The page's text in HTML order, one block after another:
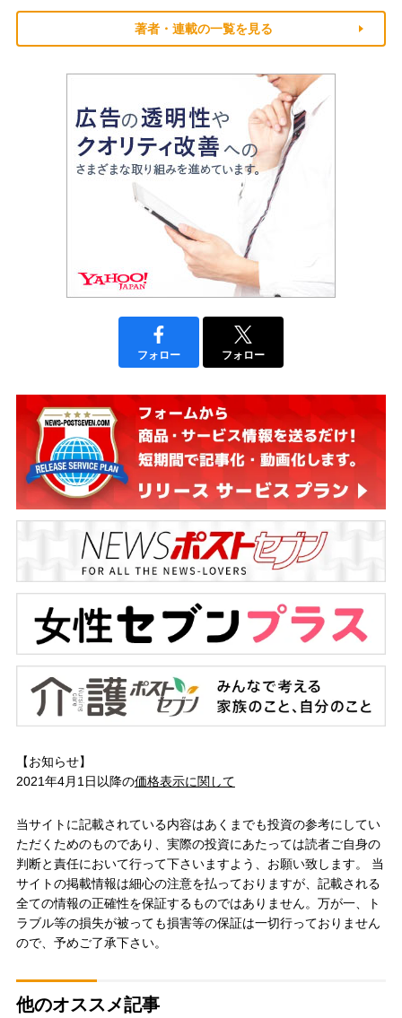
著者・連載の一覧を見る
フォロー フォロー
【お知らせ】
2021年4月1日以降の価格表示に関して
当サイトに記載されている内容はあくまでも投資の参考にしてい
ただくためのものであり、実際の投資にあたっては読者ご自身の
判断と責任において行って下さいますよう、お願い致します。 当
サイトの掲載情報は細心の注意を払っておりますが、記載される
全ての情報の正確性を保証するものではありません。万が一、ト
ラブル等の損失が被っても損害等の保証は一切行っておりません
ので、予めご了承下さい。
他のオススメ記事